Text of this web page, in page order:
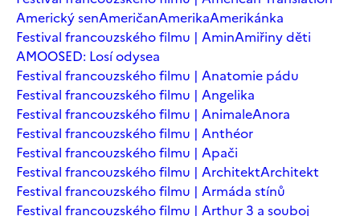
Americký senAmeričanAmerikaAmerikánka
Festival francouzského filmu | AminAmiřiny děti
AMOOSED: Losí odysea
Festival francouzského filmu | Anatomie pádu
Festival francouzského filmu | Angelika
Festival francouzského filmu | AnimaleAnora
Festival francouzského filmu | Anthéor
Festival francouzského filmu | Apači
Festival francouzského filmu | ArchitektArchitekt
Festival francouzského filmu | Armáda stínů
Festival francouzského filmu | Arthur 3 a souboj